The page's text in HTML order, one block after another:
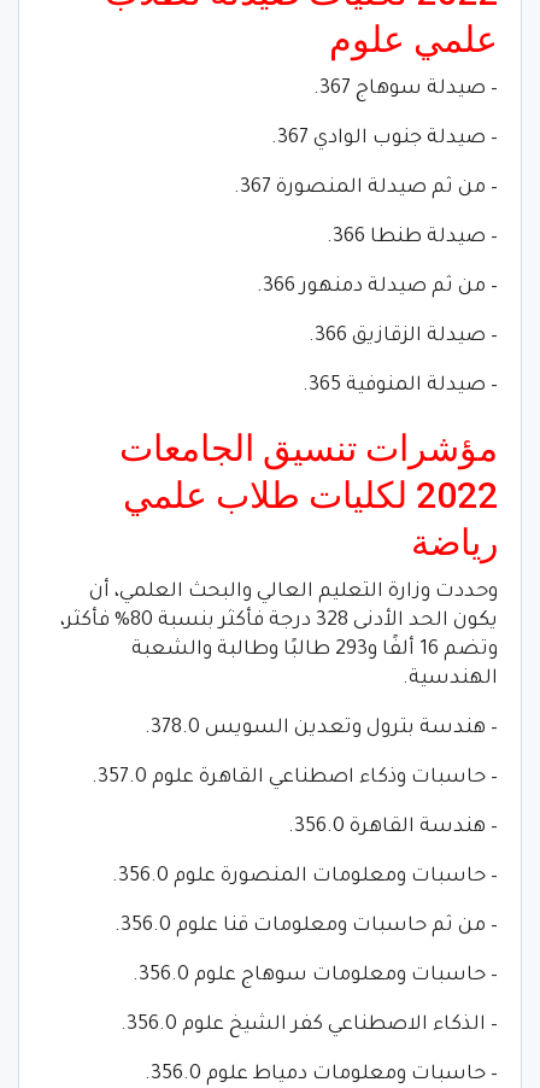
علمي علوم
– صيدلة سوهاج 367.
– صيدلة جنوب الوادي 367.
– من ثم صيدلة المنصورة 367.
– صيدلة طنطا 366.
– من ثم صيدلة دمنهور 366.
– صيدلة الزقازيق 366.
– صيدلة المنوفية 365.
مؤشرات تنسيق الجامعات
2022 لكليات طلاب علمي
رياضة
وحددت وزارة التعليم العالي والبحث العلمي، أن
يكون الحد الأدنى 328 درجة فأكثر بنسبة 80% فأكثر،
وتضم 16 ألفًا و293 طالبًا وطالبة والشعبة
الهندسية.
– هندسة بترول وتعدين السويس 378.0.
– حاسبات وذكاء اصطناعي القاهرة علوم 357.0.
– هندسة القاهرة 356.0.
– حاسبات ومعلومات المنصورة علوم 356.0.
– من ثم حاسبات ومعلومات قنا علوم 356.0.
– حاسبات ومعلومات سوهاج علوم 356.0.
– الذكاء الاصطناعي كفر الشيخ علوم 356.0.
– حاسبات ومعلومات دمياط علوم 356.0.